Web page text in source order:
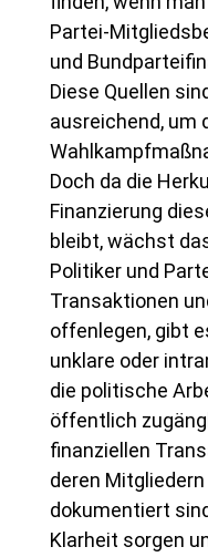
Partei-
und
Diese Quellen
ausreichend, um
Doch da die
Finanzierung
bleibt, wächst
Politiker und
Transaktionen
offenlegen, gibt
unklare oder
die politische
öffentlich
finanziellen
deren
dokumentiert
Klarheit sorgen